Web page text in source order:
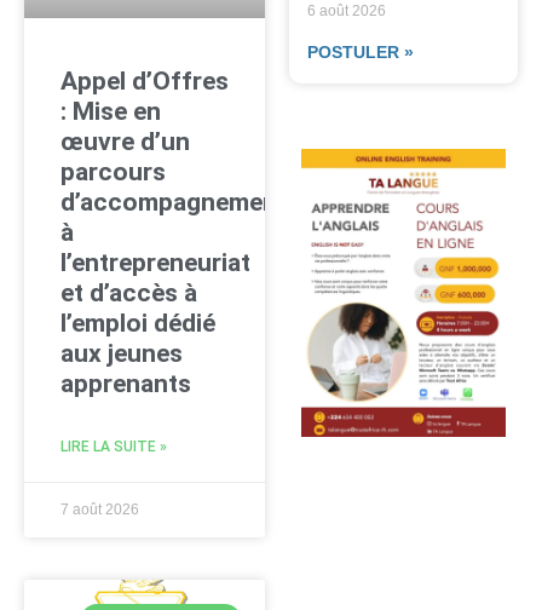
Appel d’Offres
: Mise en
œuvre d’un
parcours
d’accompagnement
à
l’entrepreneuriat
et d’accès à
l’emploi dédié
aux jeunes
apprenants
LIRE LA SUITE »
7 août 2026
6 août 2026
POSTULER »